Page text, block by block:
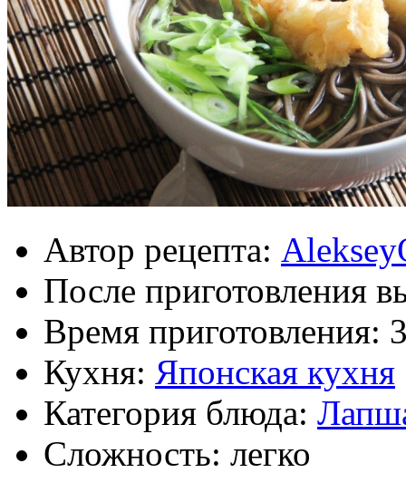
Автор рецепта:
После приготовления
Время приготовления:
Кухня: Японская кухня
Категория блюда:
Сложность: легко